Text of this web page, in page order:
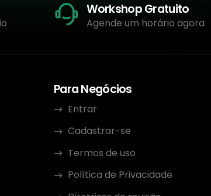
Workshop Gratuito
Agende um horário agora
Para Negócios
Entrar
Cadastrar-se
Termos de uso
Política de Privacidade